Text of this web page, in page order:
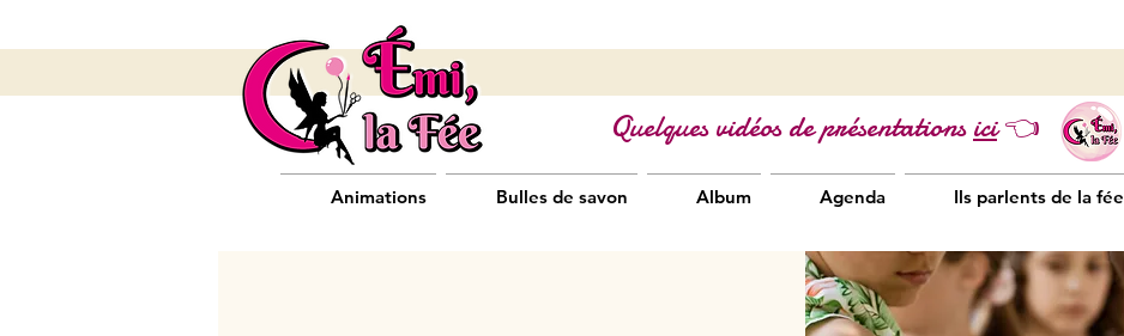
Animations Bulles de savon Album Agenda Ils parlents de la fée
Quelques vidéos de présentationsici👈